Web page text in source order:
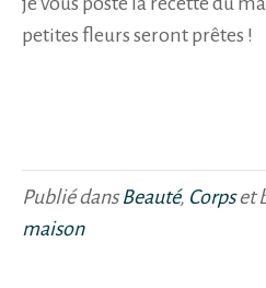
petites fleurs seront prêtes !
Publié dansBeauté, Corpset
maison